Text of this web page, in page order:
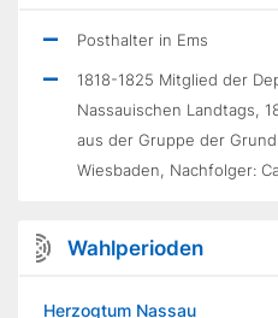
Posthalter in Ems
1818-1825 Mitglied der
Nassauischen Landtags,
aus der Gruppe der
Wiesbaden, Nachfolger:
Wahlperioden
Herzogtum Nassau